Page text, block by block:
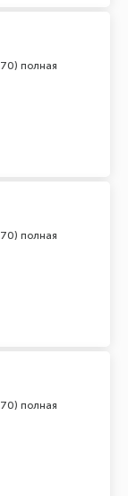
полная
полная
полная